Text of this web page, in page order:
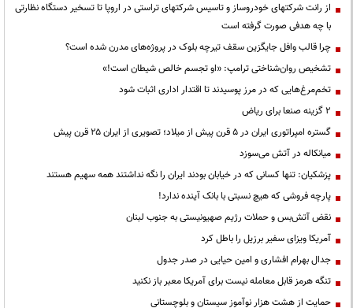
از رانت‌ شرکتهای خودروساز و تاسیس شرکتهای تراستی در اروپا تا تسخیر دستگاه نظارتی
با چه هدفی صورت گرفته است
چرا قالب وافل جایگزین سقف تیرچه بلوک در پروژه‌های مدرن شده است؟
تشخیص روان‌شناختی ترامپ: «او تجسم خالص شیطان است!»
تخم‌مرغ‌هایی که در مرز پوسیدند تا اقتدار اداری اثبات شود
۲ گزینه صنعا برای ریاض
گستره امپراتوری ایران در ۵ قرن پیش از میلاد؛ تصویری از ایران ۲۵ قرن پیش
میانکاله در آتش می‌سوزد
پزشکیان: تنها کسانی که در خیابان بودند ایران را نگه نداشتند همه سهیم هستند
پارچه فروشی که هیچ نسبتی با بانک آینده ندارد!
نقض آتش‌بس و حملات رژیم صهیونیستی به جنوب لبنان
آمریکا ویزای سفیر برزیل را باطل کرد
جدال بهرام افشاری و امین حیایی در صدر جدول
تنگه هرمز قابل معامله نیست برای آمریکا معبر باز نکنید
حمایت از هشت هزار نوآموز سیستان و بلوچستانی